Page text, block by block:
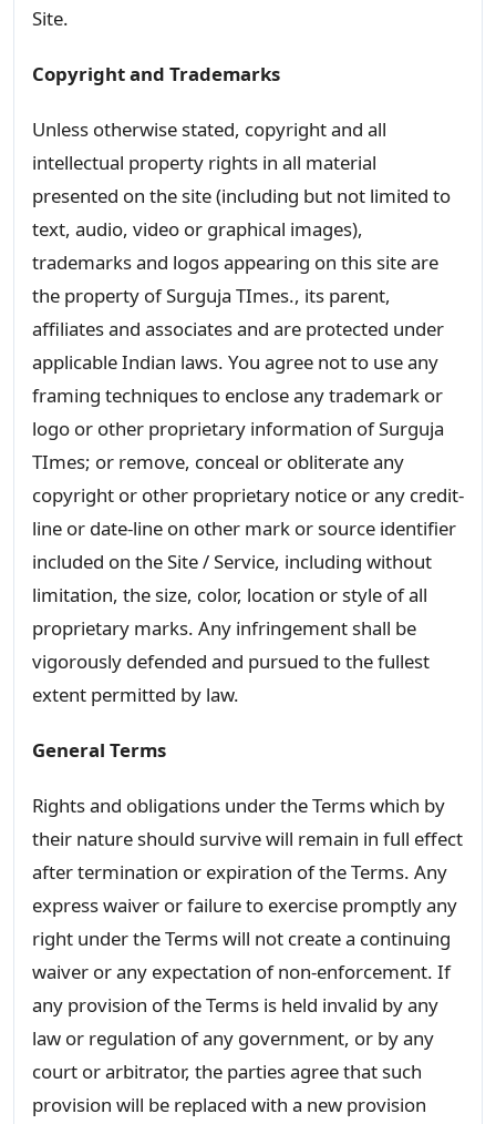
Site.
Copyright and Trademarks
Unless otherwise stated, copyright and all
intellectual property rights in all material
presented on the site (including but not limited to
text, audio, video or graphical images),
trademarks and logos appearing on this site are
the property of Surguja TImes., its parent,
affiliates and associates and are protected under
applicable Indian laws. You agree not to use any
framing techniques to enclose any trademark or
logo or other proprietary information of Surguja
TImes; or remove, conceal or obliterate any
copyright or other proprietary notice or any credit-
line or date-line on other mark or source identifier
included on the Site / Service, including without
limitation, the size, color, location or style of all
proprietary marks. Any infringement shall be
vigorously defended and pursued to the fullest
extent permitted by law.
General Terms
Rights and obligations under the Terms which by
their nature should survive will remain in full effect
after termination or expiration of the Terms. Any
express waiver or failure to exercise promptly any
right under the Terms will not create a continuing
waiver or any expectation of non-enforcement. If
any provision of the Terms is held invalid by any
law or regulation of any government, or by any
court or arbitrator, the parties agree that such
provision will be replaced with a new provision